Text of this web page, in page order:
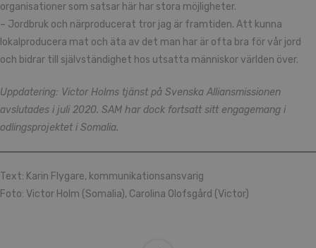
organisationer som satsar här har stora möjligheter.
– Jordbruk och närproducerat tror jag är framtiden. Att kunna
lokalproducera mat och äta av det man har är ofta bra för vår jord
och bidrar till självständighet hos utsatta människor världen över.
Uppdatering: Victor Holms tjänst på Svenska Alliansmissionen
avslutades i juli 2020. SAM har dock fortsatt sitt engagemang i
odlingsprojektet i Somalia.
Text: Karin Flygare, kommunikationsansvarig
Foto: Victor Holm (Somalia), Carolina Olofsgård (Victor)